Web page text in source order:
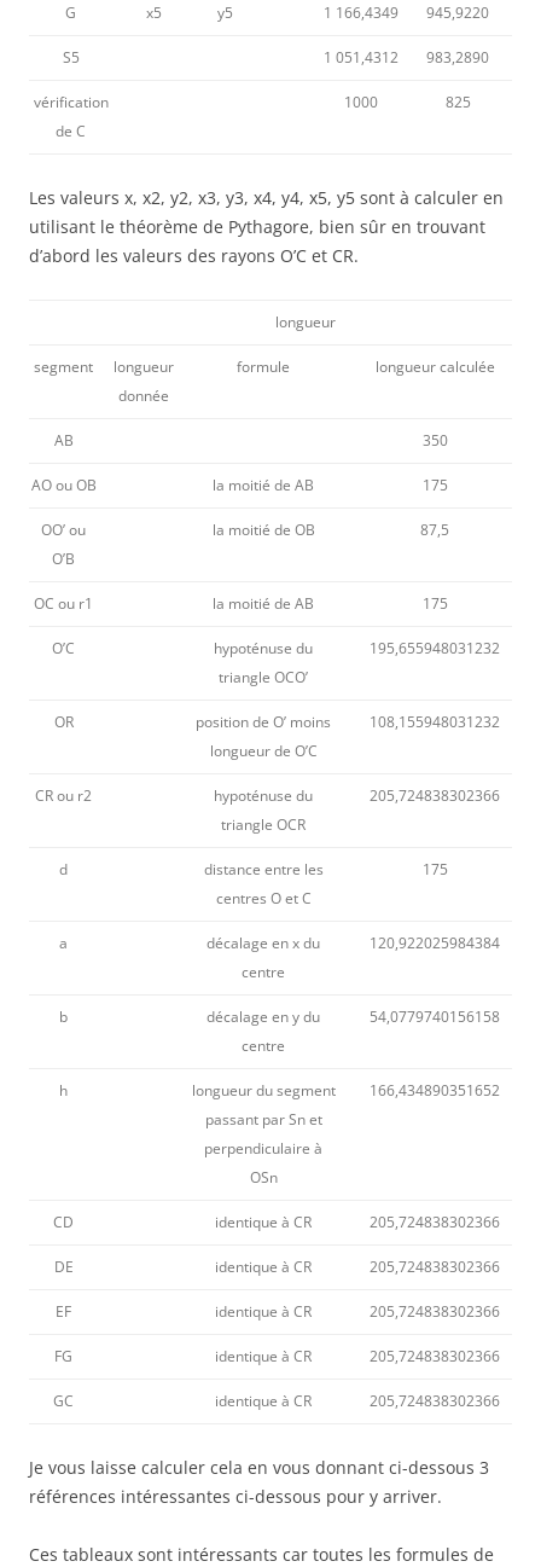
G x5 y5 1 166,4349 945,9220
S5 1 051,4312 983,2890
vérification
de C
1000 825
Les valeurs x, x2, y2, x3, y3, x4, y4, x5, y5 sont à calculer en
utilisant le théorème de Pythagore, bien sûr en trouvant
d’abord les valeurs des rayons O’C et CR.
longueur
segment
longueur
donnée
formule longueur calculée
AB 350
AO ou OB la moitié de AB 175
OO’ ou
O’B
la moitié de OB 87,5
OC ou r1 la moitié de AB 175
O’C
hypoténuse du
triangle OCO’
195,655948031232
OR
position de O’ moins
longueur de O’C
108,155948031232
CR ou r2
hypoténuse du
triangle OCR
205,724838302366
d
distance entre les
centres O et C
175
a
décalage en x du
centre
120,922025984384
b
décalage en y du
centre
54,0779740156158
h
longueur du segment
passant par Sn et
perpendiculaire à
OSn
166,434890351652
CD identique à CR 205,724838302366
DE identique à CR 205,724838302366
EF identique à CR 205,724838302366
FG identique à CR 205,724838302366
GC identique à CR 205,724838302366
Je vous laisse calculer cela en vous donnant ci-dessous 3
références intéressantes ci-dessous pour y arriver.
Ces tableaux sont intéressants car toutes les formules de